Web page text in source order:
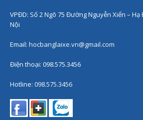
VPĐD: Số 2 Ngõ 75 Đường Nguyễn Xiển –
Nội
Email: hocbanglaixe.vn@gmail.com
Điện thoại: 098.575.3456
Hotline: 098.575.3456